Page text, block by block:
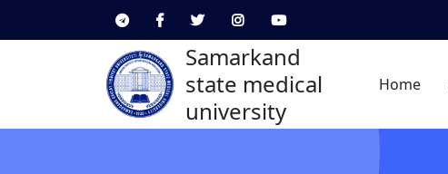
Samarkand
state medical
university
Home